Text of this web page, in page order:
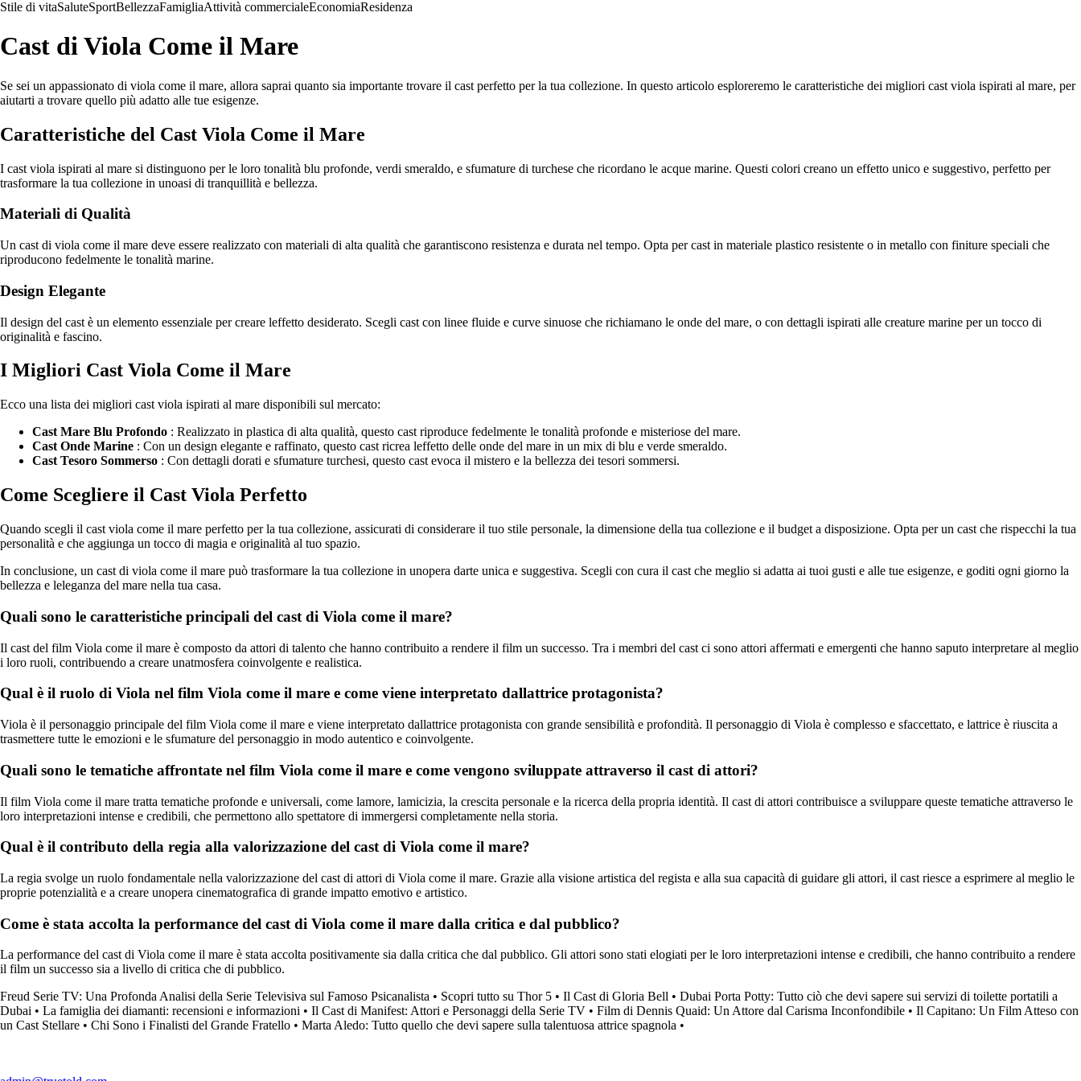
Stile di vitaSaluteSportBellezzaFamigliaAttività commercialeEconomiaResidenza
Cast di Viola Come il Mare
Se sei un appassionato di viola come il mare, allora saprai quanto sia importante trovare il cast perfetto per la tua collezione. In questo articolo esploreremo le caratteristiche dei migliori cast viola ispirati al mare, per
aiutarti a trovare quello più adatto alle tue esigenze.
Caratteristiche del Cast Viola Come il Mare
I cast viola ispirati al mare si distinguono per le loro tonalità blu profonde, verdi smeraldo, e sfumature di turchese che ricordano le acque marine. Questi colori creano un effetto unico e suggestivo, perfetto per
trasformare la tua collezione in unoasi di tranquillità e bellezza.
Materiali di Qualità
Un cast di viola come il mare deve essere realizzato con materiali di alta qualità che garantiscono resistenza e durata nel tempo. Opta per cast in materiale plastico resistente o in metallo con finiture speciali che
riproducono fedelmente le tonalità marine.
Design Elegante
Il design del cast è un elemento essenziale per creare leffetto desiderato. Scegli cast con linee fluide e curve sinuose che richiamano le onde del mare, o con dettagli ispirati alle creature marine per un tocco di
originalità e fascino.
I Migliori Cast Viola Come il Mare
Ecco una lista dei migliori cast viola ispirati al mare disponibili sul mercato:
Cast Mare Blu Profondo : Realizzato in plastica di alta qualità, questo cast riproduce fedelmente le tonalità profonde e misteriose del mare.
Cast Onde Marine : Con un design elegante e raffinato, questo cast ricrea leffetto delle onde del mare in un mix di blu e verde smeraldo.
Cast Tesoro Sommerso : Con dettagli dorati e sfumature turchesi, questo cast evoca il mistero e la bellezza dei tesori sommersi.
Come Scegliere il Cast Viola Perfetto
Quando scegli il cast viola come il mare perfetto per la tua collezione, assicurati di considerare il tuo stile personale, la dimensione della tua collezione e il budget a disposizione. Opta per un cast che rispecchi la tua
personalità e che aggiunga un tocco di magia e originalità al tuo spazio.
In conclusione, un cast di viola come il mare può trasformare la tua collezione in unopera darte unica e suggestiva. Scegli con cura il cast che meglio si adatta ai tuoi gusti e alle tue esigenze, e goditi ogni giorno la
bellezza e leleganza del mare nella tua casa.
Quali sono le caratteristiche principali del cast di Viola come il mare?
Il cast del film Viola come il mare è composto da attori di talento che hanno contribuito a rendere il film un successo. Tra i membri del cast ci sono attori affermati e emergenti che hanno saputo interpretare al meglio
i loro ruoli, contribuendo a creare unatmosfera coinvolgente e realistica.
Qual è il ruolo di Viola nel film Viola come il mare e come viene interpretato dallattrice protagonista?
Viola è il personaggio principale del film Viola come il mare e viene interpretato dallattrice protagonista con grande sensibilità e profondità. Il personaggio di Viola è complesso e sfaccettato, e lattrice è riuscita a
trasmettere tutte le emozioni e le sfumature del personaggio in modo autentico e coinvolgente.
Quali sono le tematiche affrontate nel film Viola come il mare e come vengono sviluppate attraverso il cast di attori?
Il film Viola come il mare tratta tematiche profonde e universali, come lamore, lamicizia, la crescita personale e la ricerca della propria identità. Il cast di attori contribuisce a sviluppare queste tematiche attraverso le
loro interpretazioni intense e credibili, che permettono allo spettatore di immergersi completamente nella storia.
Qual è il contributo della regia alla valorizzazione del cast di Viola come il mare?
La regia svolge un ruolo fondamentale nella valorizzazione del cast di attori di Viola come il mare. Grazie alla visione artistica del regista e alla sua capacità di guidare gli attori, il cast riesce a esprimere al meglio le
proprie potenzialità e a creare unopera cinematografica di grande impatto emotivo e artistico.
Come è stata accolta la performance del cast di Viola come il mare dalla critica e dal pubblico?
La performance del cast di Viola come il mare è stata accolta positivamente sia dalla critica che dal pubblico. Gli attori sono stati elogiati per le loro interpretazioni intense e credibili, che hanno contribuito a rendere
il film un successo sia a livello di critica che di pubblico.
Freud Serie TV: Una Profonda Analisi della Serie Televisiva sul Famoso Psicanalista • Scopri tutto su Thor 5 • Il Cast di Gloria Bell • Dubai Porta Potty: Tutto ciò che devi sapere sui servizi di toilette portatili a
Dubai • La famiglia dei diamanti: recensioni e informazioni • Il Cast di Manifest: Attori e Personaggi della Serie TV • Film di Dennis Quaid: Un Attore dal Carisma Inconfondibile • Il Capitano: Un Film Atteso con
un Cast Stellare • Chi Sono i Finalisti del Grande Fratello • Marta Aledo: Tutto quello che devi sapere sulla talentuosa attrice spagnola •